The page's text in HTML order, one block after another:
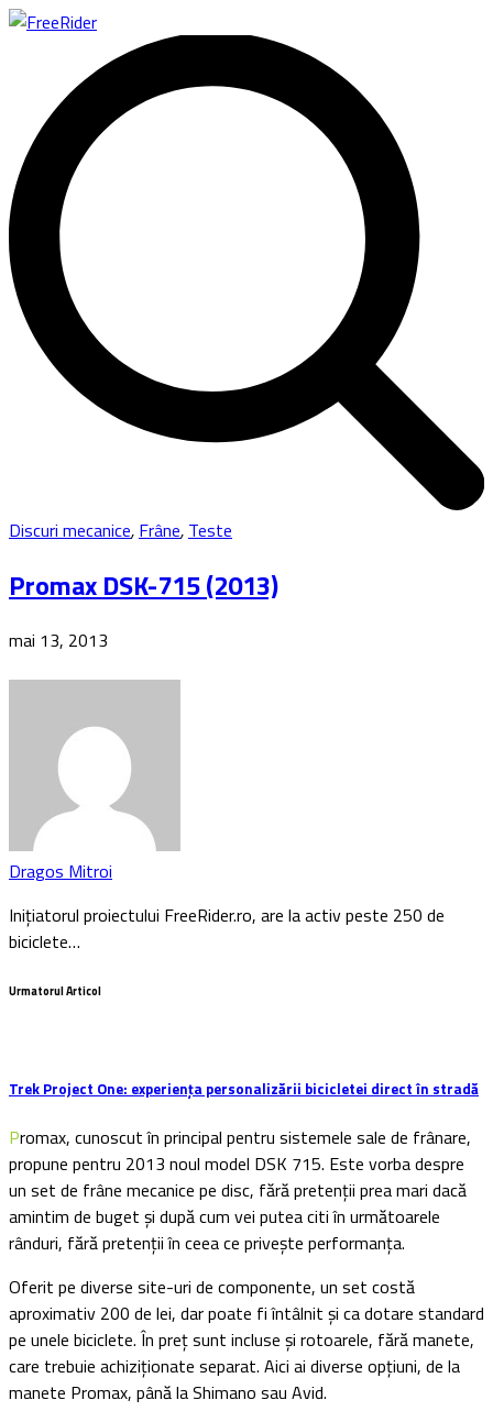
Discuri mecanice, Frâne, Teste
Promax DSK-715 (2013)
mai 13, 2013
Dragos Mitroi
Inițiatorul proiectului FreeRider.ro, are la activ peste 250 de
biciclete…
Urmatorul Articol
Trek Project One: experiența personalizării bicicletei direct în stradă
Promax, cunoscut în principal pentru sistemele sale de frânare,
propune pentru 2013 noul model DSK 715. Este vorba despre
un set de frâne mecanice pe disc, fără pretenții prea mari dacă
amintim de buget și după cum vei putea citi în următoarele
rânduri, fără pretenții în ceea ce privește performanța.
Oferit pe diverse site-uri de componente, un set costă
aproximativ 200 de lei, dar poate fi întâlnit și ca dotare standard
pe unele biciclete. În preț sunt incluse și rotoarele, fără manete,
care trebuie achiziționate separat. Aici ai diverse opțiuni, de la
manete Promax, până la Shimano sau Avid.